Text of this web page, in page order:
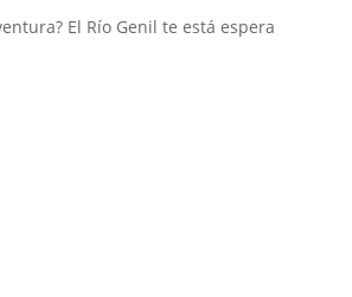
El Río Genil te está espera